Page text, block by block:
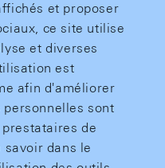
et proposer
ce site utilise
et diverses
est
afin d'améliorer
sont
de
savoir dans le